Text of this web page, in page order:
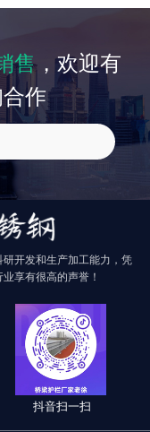
售，欢迎有
作
开发和生产加工能力，凭
享有很高的声誉！
抖音扫一扫